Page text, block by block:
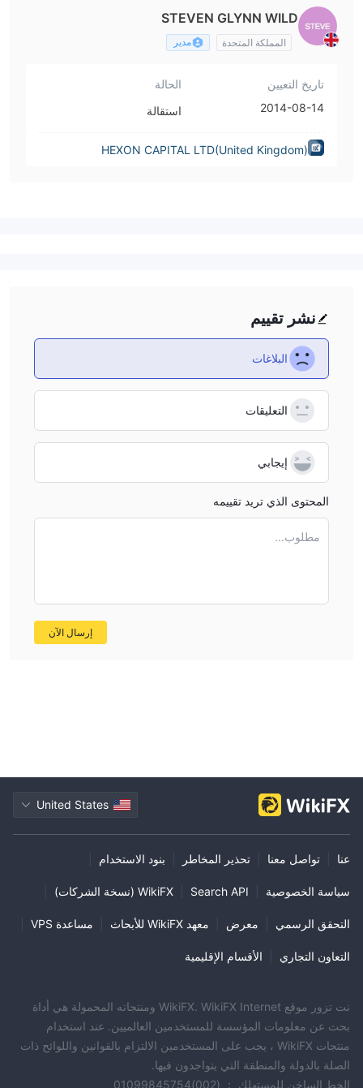
STEVEN GLYNN WILD
المملكة المتحدة مدير
تاريخ التعيين
2014-08-14
الحالة
استقالة
HEXON CAPITAL LTD(United Kingdom)
نشر تقييم
البلاغات
التعليقات
إيجابي
المحتوى الذي تريد تقييمه
مطلوب...
إرسال الآن
United States
عنا تواصل معنا تحذير المخاطر بنود الاستخدام
سياسة الخصوصية Search API WikiFX (نسخة الشركات)
التحقق الرسمي معرض معهد WikiFX للأبحاث مساعدة VPS
التعاون التجاري الأقسام الإقليمية
نت تزور موقع WikiFX. WikiFX Internet ومنتجاته المحمولة هي أداة
بحث عن معلومات المؤسسة للمستخدمين العالميين. عند استخدام
منتجات WikiFX ، يجب على المستخدمين الالتزام بالقوانين واللوائح ذات
الصلة بالدولة والمنطقة التي يتواجدون فيها.
الخط الساخن للمستهلك ： (002)01099845754